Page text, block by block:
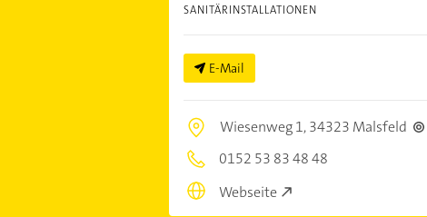
SANITÄRINSTALLATIONEN
E-Mail
Wiesenweg 1,34323 Malsfeld
0152 53 83 48 48
Webseite